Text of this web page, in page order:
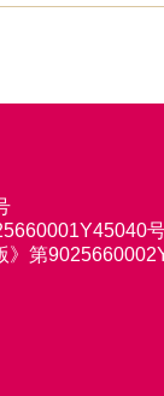
第